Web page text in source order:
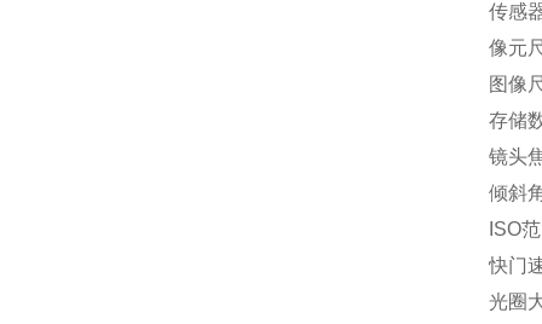
传感
像元
图像
存储
镜头
倾斜
ISO
快门
光圈